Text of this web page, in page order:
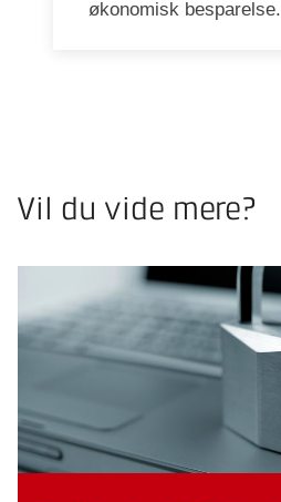
økonomisk besparelse.
Vil du vide mere?